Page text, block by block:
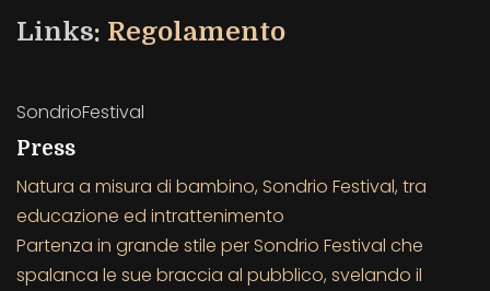
Links: Regolamento
SondrioFestival
Press
Natura a misura di bambino, Sondrio Festival, tra
educazione ed intrattenimento
Partenza in grande stile per Sondrio Festival che
spalanca le sue braccia al pubblico, svelando il